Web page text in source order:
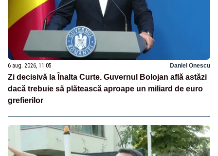
6 aug. 2026, 11:05 Daniel Onescu
Zi decisivă la Înalta Curte. Guvernul Bolojan află astăzi
dacă trebuie să plătească aproape un miliard de euro
grefierilor